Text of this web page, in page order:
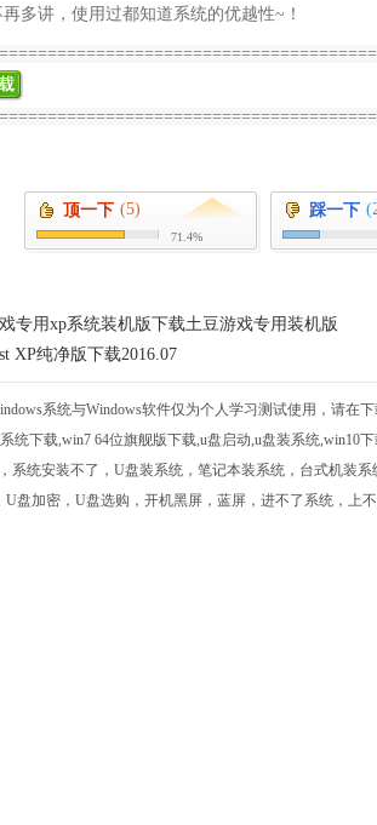
多讲，使用过都知道系统的优越性~！
顶一下 (5)
71.4%
踩一下
专用xp系统装机版下载土豆游戏专用装机版
XP纯净版下载2016.07
系统与Windows软件仅为个人学习测试使用，请在
统下载,win7 64位旗舰版下载,u盘启动,u盘装系统
系统安装不了，U盘装系统，笔记本装系统，台式机装
U盘加密，U盘选购，开机黑屏，蓝屏，进不了系统，上